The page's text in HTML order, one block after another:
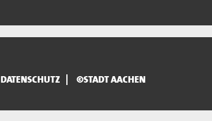
DATENSCHUTZ ©STADT AACHEN